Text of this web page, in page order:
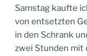
Samstag kaufte
von entsetzten
in den Schrank
zwei Stunden mit